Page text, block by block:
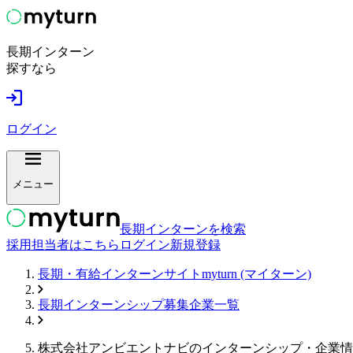
長期インターン
探すなら
ログイン
メニュー
長期インターンを検索
採用担当者はこちら ログイン新規登録
長期・有給インターンサイトmyturn (マイターン)
長期インターンシップ募集企業一覧
株式会社アンビエントナビのインターンシップ・企業